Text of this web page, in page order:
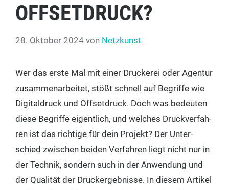
OFFSETDRUCK?
28. Oktober 2024 von Netzkunst
Wer das ers­te Mal mit einer Dru­cke­rei oder Agen­tur
zusam­men­ar­bei­tet, stößt schnell auf Begrif­fe wie
Digi­tal­druck und Off­set­druck. Doch was bedeu­ten
die­se Begrif­fe eigent­lich, und wel­ches Druck­ver­fah­
ren ist das rich­ti­ge für dein Pro­jekt? Der Unter­
schied zwi­schen bei­den Ver­fah­ren liegt nicht nur in
der Tech­nik, son­dern auch in der Anwen­dung und
der Qua­li­tät der Druck­ergeb­nis­se. In die­sem Arti­kel